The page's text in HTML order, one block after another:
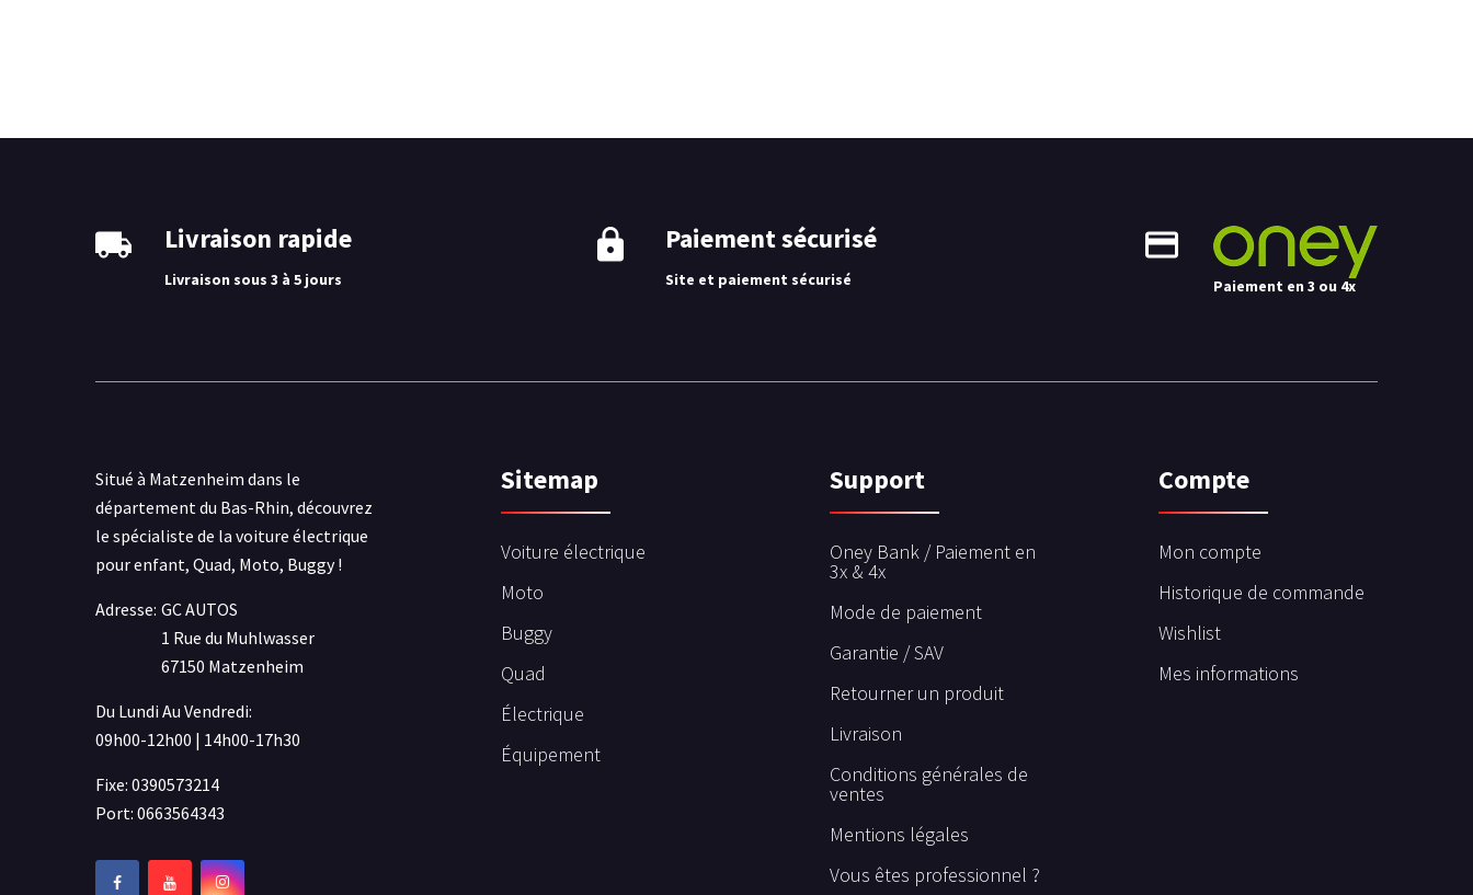
Livraison rapide
Livraison sous 3 à 5 jours
Paiement sécurisé
Site et paiement sécurisé Paiement en 3 ou 4x
Situé à Matzenheim dans le
département du Bas-Rhin, découvrez
le spécialiste de la voiture électrique
pour enfant, Quad, Moto, Buggy !
Adresse: GC AUTOS
1 Rue du Muhlwasser
67150 Matzenheim
Du Lundi Au Vendredi:
09h00-12h00 | 14h00-17h30
Fixe: 0390573214
Port: 0663564343
Sitemap
Voiture électrique
Moto
Buggy
Quad
Électrique
Équipement
Support
Oney Bank / Paiement en
3x & 4x
Mode de paiement
Garantie / SAV
Retourner un produit
Livraison
Conditions générales de
ventes
Mentions légales
Vous êtes professionnel ?
Compte
Mon compte
Historique de commande
Wishlist
Mes informations